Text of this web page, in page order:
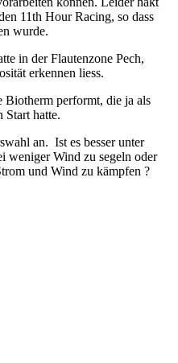
11th Hour Racing, so dass
wurde.
in der Flautenzone Pech,
erkennen liess.
Biotherm performt, die ja als
Start hatte.
an. Ist es besser unter
weniger Wind zu segeln oder
und Wind zu kämpfen ?